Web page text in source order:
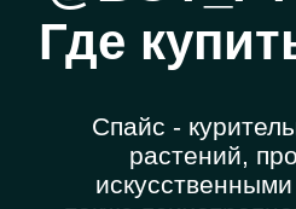
Где
Спайс -
растений,